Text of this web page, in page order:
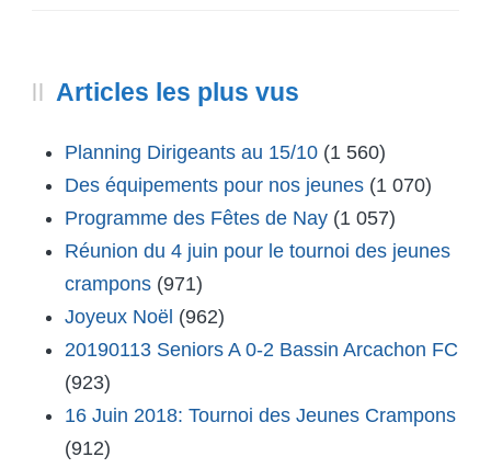
Articles les plus vus
Planning Dirigeants au 15/10 (1 560)
Des équipements pour nos jeunes (1 070)
Programme des Fêtes de Nay (1 057)
Réunion du 4 juin pour le tournoi des jeunes
crampons (971)
Joyeux Noël (962)
20190113 Seniors A 0-2 Bassin Arcachon FC
(923)
16 Juin 2018: Tournoi des Jeunes Crampons
(912)